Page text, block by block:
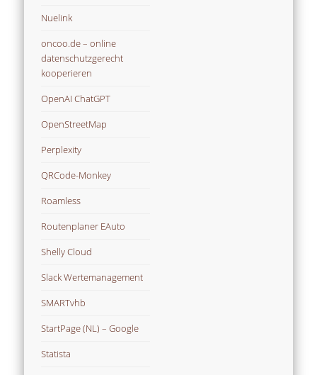
Nuelink
oncoo.de – online
datenschutzgerecht
kooperieren
OpenAI ChatGPT
OpenStreetMap
Perplexity
QRCode-Monkey
Roamless
Routenplaner EAuto
Shelly Cloud
Slack Wertemanagement
SMARTvhb
StartPage (NL) – Google
Statista